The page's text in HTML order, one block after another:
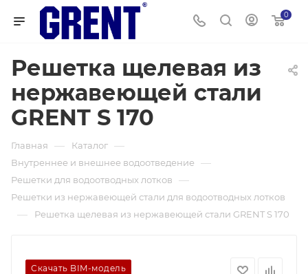
0
Решетка щелевая из
нержавеющей стали
GRENT S 170
Главная — Каталог —
Внутреннее и внешнее водоотведение —
Решетки для водоотводных лотков —
Решетки из нержавеющей стали для водоотводных лотков
— Решетка щелевая из нержавеющей стали GRENT S 170
Скачать BIM-модель